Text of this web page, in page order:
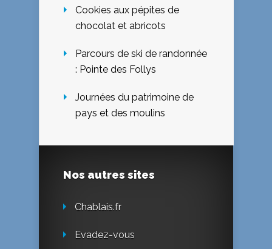
Cookies aux pépites de
chocolat et abricots
Parcours de ski de randonnée
: Pointe des Follys
Journées du patrimoine de
pays et des moulins
Nos autres sites
Chablais.fr
Evadez-vous